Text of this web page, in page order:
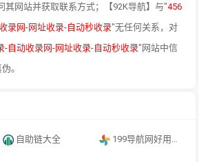
其网站并获取联系方式；【92K导航】与"456
录网-网址收录-自动秒收录"无任何关系，对
-自动收录网-网址收录-自动秒收录"网站中信
。
自助链大全 199导航网好用的综合网址大全